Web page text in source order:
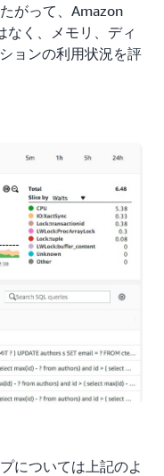
がって、Amazon
なく、メモリ、ディ
ョンの利用状況を評
については上記のよ